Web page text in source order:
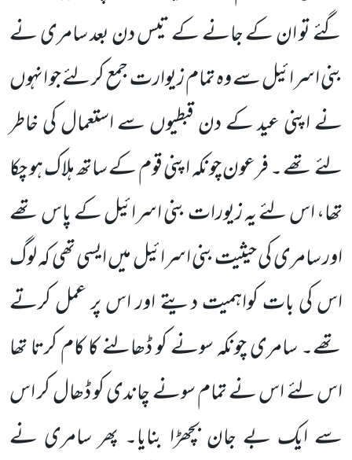
گئے تو ان کے جانے کے تیس دن بعد سامری نے
بنی اسرائیل سے وہ تمام زیوارت جمع کر لئے جو انہوں
نے اپنی عید کے دن قبطیوں سے استعمال کی خاطر
لئے تھے ۔ فرعون چونکہ اپنی قوم کے ساتھ ہلاک ہو چکا
تھا، اس لئے یہ زیورات بنی اسرائیل کے پاس تھے
اور سامری کی حیثیت بنی اسرائیل میں ایسی تھی کہ لوگ
اس کی بات کواہمیت دیتے اور اس پر عمل کرتے
تھے۔ سامری چونکہ سونے کو ڈھالنے کا کام کرتا تھا
اس لئے اس نے تمام سونے چاندی کو ڈھال کر اس
سے ایک بے جان بچھڑا بنایا۔ پھر سامری نے